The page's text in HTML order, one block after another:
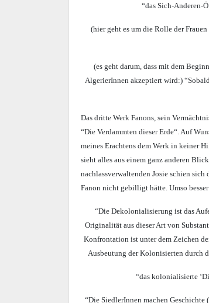
“das Sich-Anderen-
(hier geht es um die Rolle der
(es geht darum, dass mit dem
AlgerierInnen akzeptiert wird:)
Das dritte Werk Fanons, sein
“Die Verdammten dieser Erde“. Auf
meines Erachtens dem Werk in keiner
sieht alles aus einem ganz anderen
nachlassverwaltenden Josie schien
Fanon nicht gebilligt hätte. Umso
“Die Dekolonialisierung ist das
Originalität aus dieser Art von
Konfrontation ist unter dem Zeichen
Ausbeutung der Kolonisierten durch
“das kolonialisierte
“Die SiedlerInnen machen